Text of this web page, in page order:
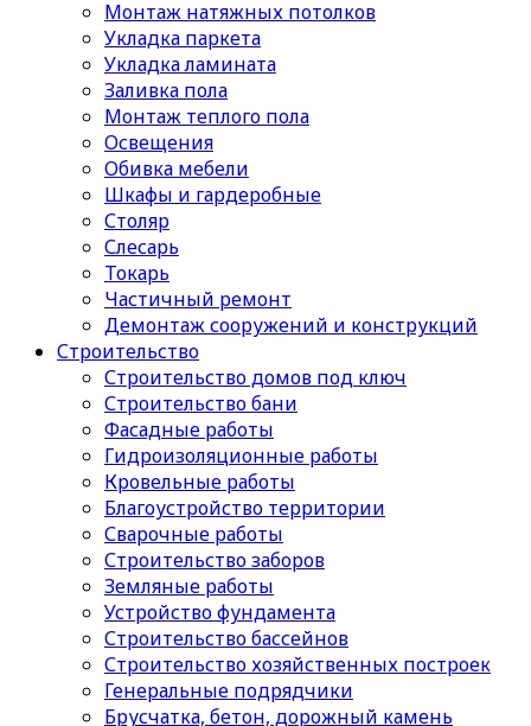
Монтаж натяжных потолков
Укладка паркета
Укладка ламината
Заливка пола
Монтаж теплого пола
Освещения
Обивка мебели
Шкафы и гардеробные
Столяр
Слесарь
Токарь
Частичный ремонт
Демонтаж сооружений и конструкций
Строительство
Строительство домов под ключ
Строительство бани
Фасадные работы
Гидроизоляционные работы
Кровельные работы
Благоустройство территории
Сварочные работы
Строительство заборов
Земляные работы
Устройство фундамента
Строительство бассейнов
Строительство хозяйственных построек
Генеральные подрядчики
Брусчатка, бетон, дорожный камень